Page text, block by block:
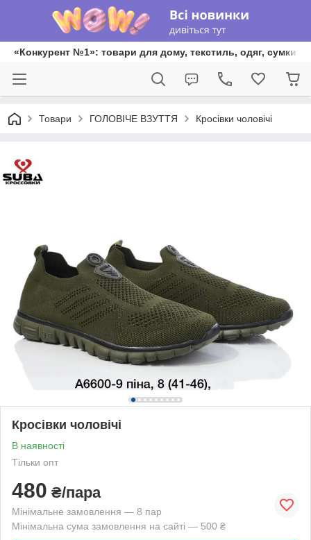
«Конкурент №1»: товари для дому, текстиль, одяг, сумки
Товари ГОЛОВІЧЕ ВЗУТТЯ Кросівки чоловічі
Кросівки чоловічі
В наявності
Тільки опт
480 ₴/пара
Мінімальне замовлення — 8 пар
Мінімальна сума замовлення на сайті — 500 ₴